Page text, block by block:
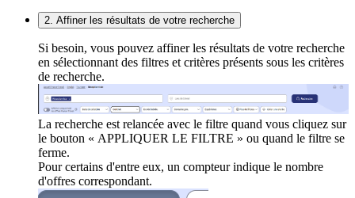
2. Affiner les résultats de votre recherche
Si besoin, vous pouvez affiner les résultats de votre recherche
en sélectionnant des filtres et critères présents sous les critères
de recherche.
La recherche est relancée avec le filtre quand vous cliquez sur
le bouton « APPLIQUER LE FILTRE » ou quand le filtre se
ferme.
Pour certains d'entre eux, un compteur indique le nombre
d'offres correspondant.